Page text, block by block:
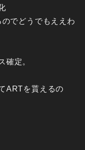
でどうでもええわ
確定。
ARTを貰えるの